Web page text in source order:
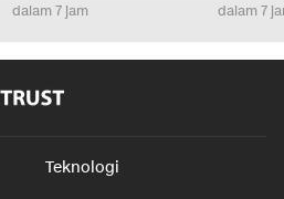
dalam 7 jam dalam 7
Teknologi